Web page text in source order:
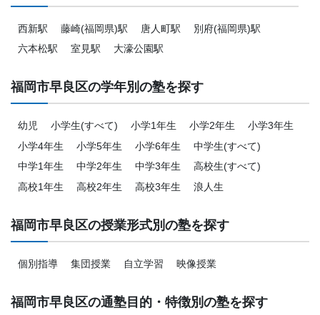
西新駅 藤崎(福岡県)駅 唐人町駅
別府(福岡県)駅
六本松駅
室見駅 大濠公園駅
福岡市早良区の学年別の塾を探す
幼児 小学生(すべて) 小学1年生 小学2年生
小学3年生
小学4年生
小学5年生 小学6年生
中学生(すべて)
中学1年生
中学2年生 中学3年生
高校生(すべて)
高校1年生
高校2年生 高校3年生 浪人生
福岡市早良区の授業形式別の塾を探す
個別指導 集団授業 自立学習 映像授業
福岡市早良区の通塾目的・特徴別の塾を探す